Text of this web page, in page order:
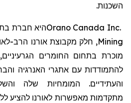
השכנות.
Orano Canada Inc.היא חברת
Mining, חלק מקבוצת אורנו הרב-
מוכרת בתחום החומרים
להתמודדות עם אתגרי האנרגיה
והעתידיים. המומחיות שלה
מתקדמות מאפשרות לאורנו להציע